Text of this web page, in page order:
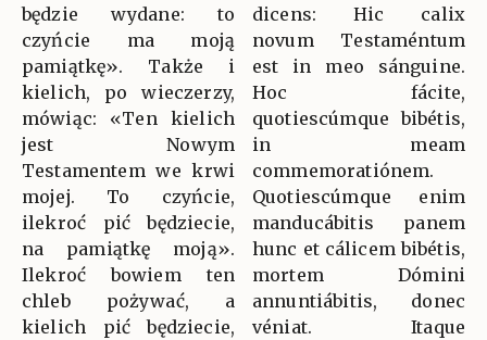
będzie wydane: to
czyńcie ma moją
pamiątkę». Także i
kielich, po wieczerzy,
mówiąc: «Ten kielich
jest Nowym
Testamentem we krwi
mojej. To czyńcie,
ilekroć pić będziecie,
na pamiątkę moją».
Ilekroć bowiem ten
chleb pożywać, a
kielich pić będziecie,
dicens: Hic calix
novum Testaméntum
est in meo sánguine.
Hoc fácite,
quotiescúmque bibétis,
in meam
commemoratiónem.
Quotiescúmque enim
manducábitis panem
hunc et cálicem bibétis,
mortem Dómini
annuntiábitis, donec
véniat. Itaque